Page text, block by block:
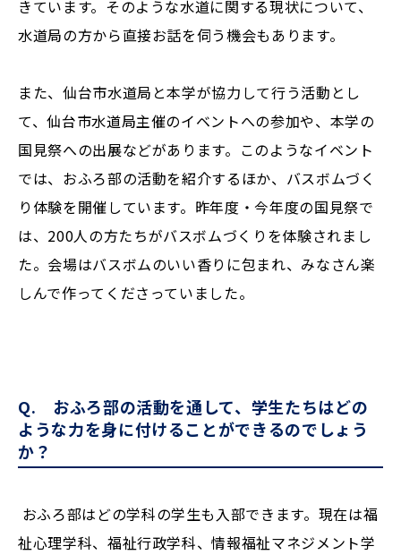
きています。そのような水道に関する現状について、
水道局の方から直接お話を伺う機会もあります。
また、仙台市水道局と本学が協力して行う活動とし
て、仙台市水道局主催のイベントへの参加や、本学の
国見祭への出展などがあります。このようなイベント
では、おふろ部の活動を紹介するほか、バスボムづく
り体験を開催しています。昨年度・今年度の国見祭で
は、200人の方たちがバスボムづくりを体験されまし
た。会場はバスボムのいい香りに包まれ、みなさん楽
しんで作ってくださっていました。
Q. おふろ部の活動を通して、学生たちはどの
ような力を身に付けることができるのでしょう
か？
おふろ部はどの学科の学生も入部できます。現在は福
祉心理学科、福祉行政学科、情報福祉マネジメント学